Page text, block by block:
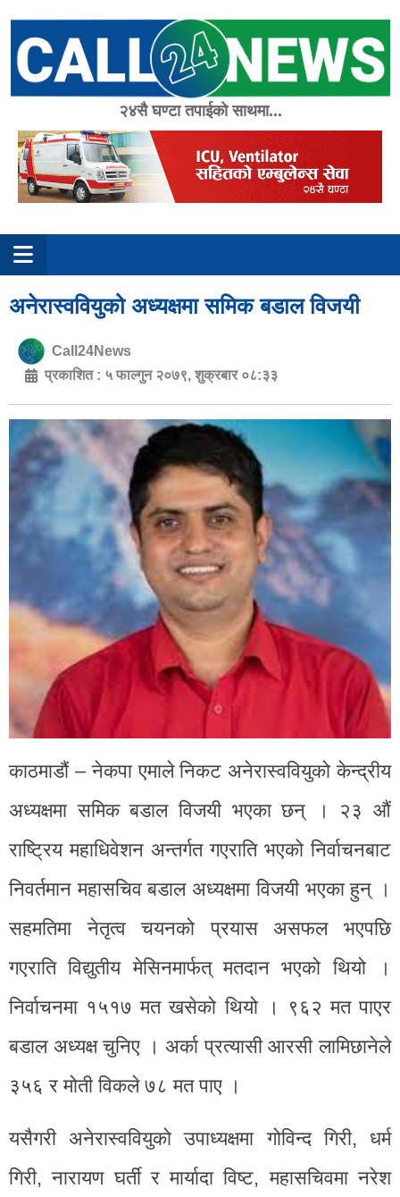
content
२४सै घण्टा तपाईको साथमा...
अनेरास्ववियुको अध्यक्षमा समिक बडाल विजयी
Call24News
प्रकाशित : ५ फाल्गुन २०७९, शुक्रबार ०८:३३
काठमाडौं – नेकपा एमाले निकट अनेरास्ववियुको केन्द्रीय
अध्यक्षमा समिक बडाल विजयी भएका छन् । २३ औं
राष्ट्रिय महाधिवेशन अन्तर्गत गएराति भएको निर्वाचनबाट
निवर्तमान महासचिव बडाल अध्यक्षमा विजयी भएका हुन् ।
सहमतिमा नेतृत्व चयनको प्रयास असफल भएपछि
गएराति विद्युतीय मेसिनमार्फत् मतदान भएको थियो ।
निर्वाचनमा १५१७ मत खसेको थियो । ९६२ मत पाएर
बडाल अध्यक्ष चुनिए । अर्का प्रत्यासी आरसी लामिछानेले
३५६ र मोती विकले ७८ मत पाए ।
यसैगरी अनेरास्ववियुको उपाध्यक्षमा गोविन्द गिरी, धर्म
गिरी, नारायण घर्ती र मार्यादा विष्ट, महासचिवमा नरेश